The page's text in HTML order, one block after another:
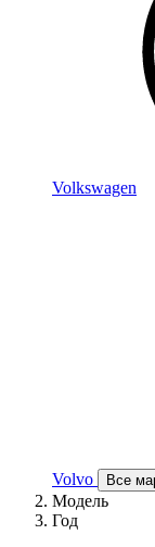
Volkswagen
Volvo Все
Модель
Год